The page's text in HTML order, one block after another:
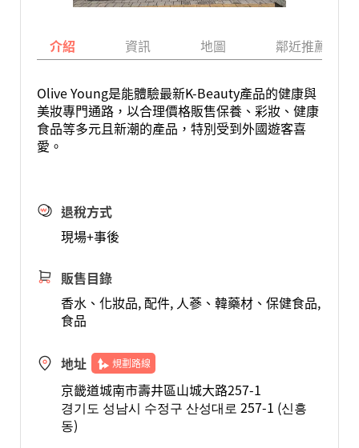
介紹 資訊 地圖 鄰近推薦景點
Olive Young是能體驗最新K-Beauty產品的健康與
美妝專門通路，以合理價格販售保養、彩妝、健康
食品等多元且新潮的產品，特別受到外國遊客喜
愛。
退稅方式
現場+事後
販售目錄
香水、化妝品, 配件, 人蔘、韓藥材、保健食品,
食品
地址 規劃路線
京畿道城南市壽井區山城大路257-1
경기도 성남시 수정구 산성대로 257-1 (신흥
동)